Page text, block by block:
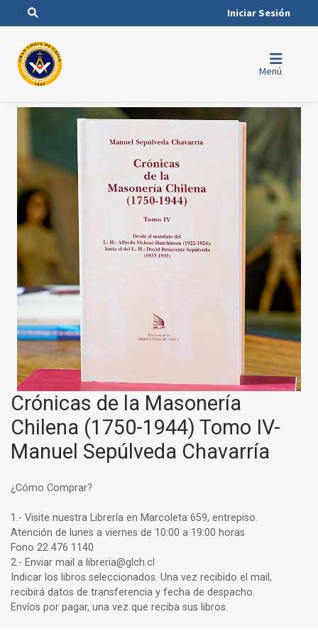
Iniciar Sesión
Menú
Crónicas de la Masonería
Chilena (1750-1944) Tomo IV-
Manuel Sepúlveda Chavarría
¿Cómo Comprar?
1.- Visite nuestra Librería en Marcoleta 659, entrepiso.
Atención de lunes a viernes de 10:00 a 19:00 horas
Fono 22 476 1140
2.- Enviar mail a libreria@glch.cl
Indicar los libros seleccionados. Una vez recibido el mail,
recibirá datos de transferencia y fecha de despacho.
Envíos por pagar, una vez que reciba sus libros.